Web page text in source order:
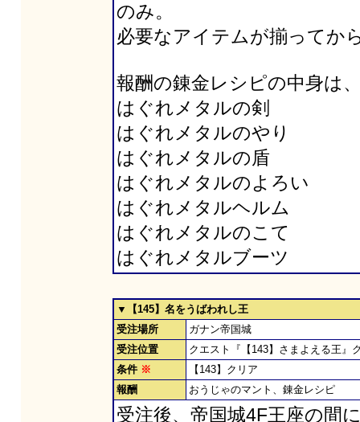
のみ。
必要なアイテムが揃ってか
報酬の錬金レシピの中身は
はぐれメタルの剣
はぐれメタルのやり
はぐれメタルの盾
はぐれメタルのよろい
はぐれメタルヘルム
はぐれメタルのこて
はぐれメタルブーツ
▼【145】名をうばわれし王
受注場所
ガナン帝国城
受注位置
クエスト『【143】さまよえる王』
条件 ※
【143】クリア
報酬
おうじゃのマント、錬金レシピ
受注後、帝国城4F王座の間